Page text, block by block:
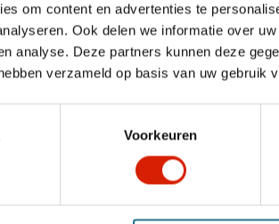
om content en advertenties te
Ook delen we informatie over
analyse. Deze partners kunnen deze
verzameld op basis van uw gebruik
Voorkeuren
Flow– confort
idéal pour améliorer le confort
la saleté. Ainsi, votre Rollz Air ou Rollz
le coussin est parfait pour une utilisation
Flow (Small)
Standard) et Rollz Flow (Regular)